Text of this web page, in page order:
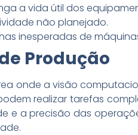
a vida útil dos
não planejado.
inesperadas de
Produção
onde a visão
realizar tarefas
e a precisão das